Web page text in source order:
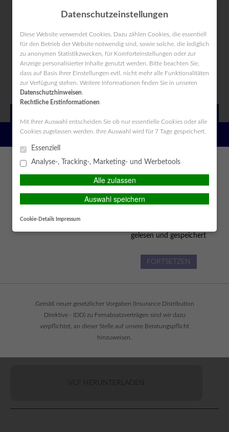
Kontakt Anfahrt Datenschutz Impressum KUNDEN-LOGIN
Ihre Ansprechpartner
Sprechen Sie mit uns, wenn Sie Interesse an einer unabhängigen
Beratung haben. Wir sind gerne für Sie da.
Carsten Schneider
Tel.: 035841 35282
Fax: 035841 38303
VCF HERUNTERLADEN
PERSÖNLICHE BERATUNG GEWÜNSCHT?
Ich wünsche eine persönliche
Kontakt mit einem Berater
aufnehmen.
BERATEN LASSEN
Ich verzichte auf eine
möchte mit dem Besuch der
Seite fortfahren.
gelesen und gespeichert
FORTSETZEN
Gemäß neuer gesetzlicher Vorgaben (Insurance Distribution
Direktive - IDD) zu Fernabsatzverträgen sind wir dazu
verpflichtet, an dieser Stelle auf unsere Beratungspflicht
hinzuweisen.
Datenschutzeinstellungen
Diese Website verwendet Cookies. Dazu zählen Cookies, die essentiell
für den Betrieb der Website notwendig sind, sowie solche, die lediglich
zu anonymen Statistikzwecken, für Komforteinstellungen oder zur
Anzeige personalisierter Inhalte genutzt werden. Bitte beachten Sie,
dass auf Basis Ihrer Einstellungen evtl. nicht mehr alle Funktionalitäten
zur Verfügung stehen. Weitere Informationen finden Sie in unseren
Datenschutzhinweisen
Rechtliche Erstinformationen
Mit Ihrer Auswahl entscheiden Sie ob nur essentielle Cookies oder alle
Cookies zugelassen werden. Ihre Auswahl wird für 7 Tage gespeichert.
Essenziell
Analyse-, Tracking-, Marketing- und Werbetools
Alle zulassen
Auswahl speichern
Cookie-Details Impressum